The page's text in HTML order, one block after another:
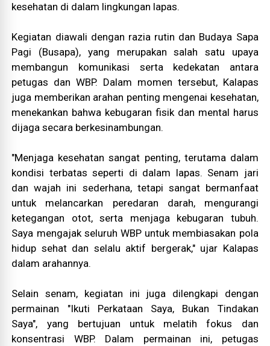
kesehatan di dalam lingkungan lapas.
Kegiatan diawali dengan razia rutin dan Budaya Sapa
Pagi (Busapa), yang merupakan salah satu upaya
membangun komunikasi serta kedekatan antara
petugas dan WBP. Dalam momen tersebut, Kalapas
juga memberikan arahan penting mengenai kesehatan,
menekankan bahwa kebugaran fisik dan mental harus
dijaga secara berkesinambungan.
"Menjaga kesehatan sangat penting, terutama dalam
kondisi terbatas seperti di dalam lapas. Senam jari
dan wajah ini sederhana, tetapi sangat bermanfaat
untuk melancarkan peredaran darah, mengurangi
ketegangan otot, serta menjaga kebugaran tubuh.
Saya mengajak seluruh WBP untuk membiasakan pola
hidup sehat dan selalu aktif bergerak," ujar Kalapas
dalam arahannya.
Selain senam, kegiatan ini juga dilengkapi dengan
permainan "Ikuti Perkataan Saya, Bukan Tindakan
Saya", yang bertujuan untuk melatih fokus dan
konsentrasi WBP. Dalam permainan ini, petugas